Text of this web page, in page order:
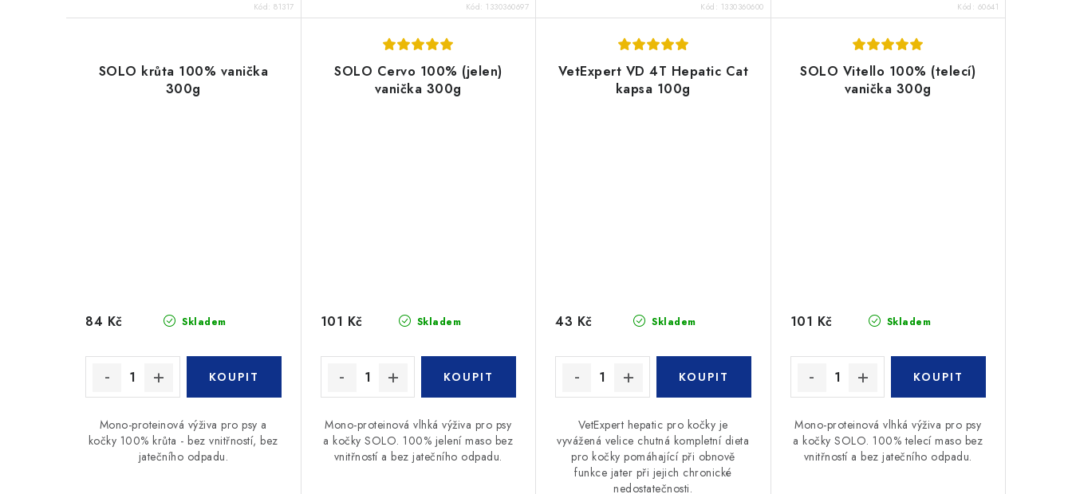
Kód: 81317 Kód: 1330360697 Kód: 1330360600 Kód: 60641
SOLO krůta 100% vanička
300g
Skladem
84 Kč
Mono-proteinová výživa pro psy a
kočky 100% krůta - bez vnitřností, bez
jatečního odpadu.
SOLO Cervo 100% (jelen)
vanička 300g
Skladem
101 Kč
Mono-proteinová vlhká výživa pro psy
a kočky SOLO. 100% jelení maso bez
vnitřností a bez jatečního odpadu.
VetExpert VD 4T Hepatic Cat
kapsa 100g
Skladem
43 Kč
VetExpert hepatic pro kočky je
vyvážená velice chutná kompletní dieta
pro kočky pomáhající při obnově
funkce jater při jejich chronické
nedostatečnosti.
SOLO Vitello 100% (telecí)
vanička 300g
Skladem
101 Kč
Mono-proteinová vlhká výživa pro psy
a kočky SOLO. 100% telecí maso bez
vnitřností a bez jatečního odpadu.